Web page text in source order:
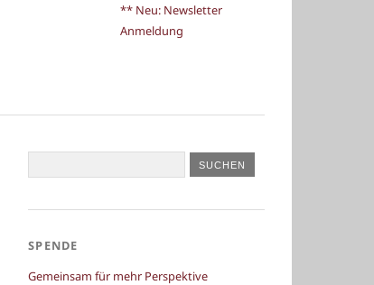
** Neu: Newsletter
Anmeldung
SPENDE
Gemeinsam für mehr Perspektive